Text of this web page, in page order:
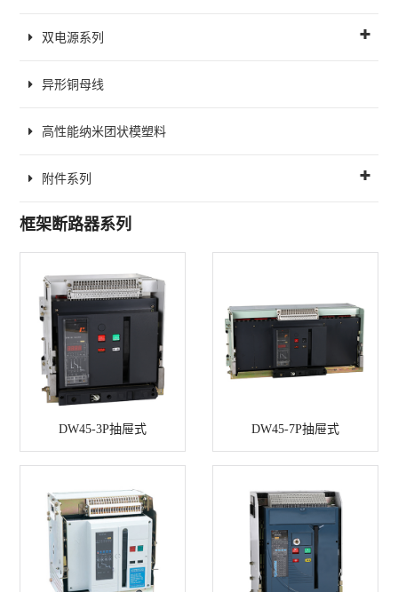
双电源系列
异形铜母线
高性能纳米团状模塑料
附件系列
框架断路器系列
DW45-3P抽屉式 DW45-7P抽屉式